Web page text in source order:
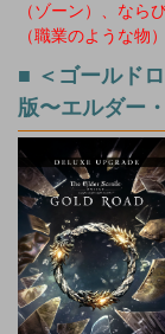
（ゾーン）、なら
（職業のような物
■ ＜ゴールド
版〜エルダー